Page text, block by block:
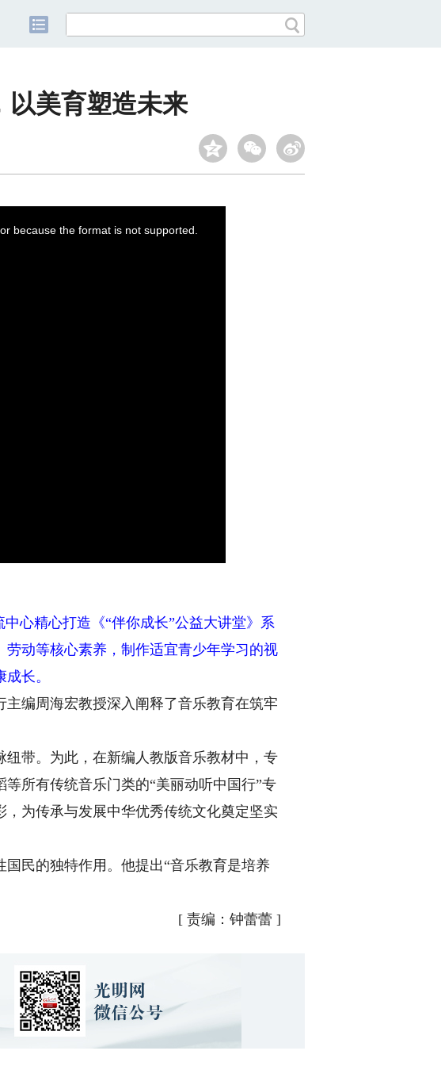
以美育塑造未来
because the format is not supported.
心精心打造《“伴你成长”公益大讲堂》系
动等核心素养，制作适宜青少年学习的视
长。
编周海宏教授深入阐释了音乐教育在筑牢
带。为此，在新编人教版音乐教材中，专
所有传统音乐门类的“美丽动听中国行”专
为传承与发展中华优秀传统文化奠定坚实
民的独特作用。他提出“音乐教育是培养
[ 责编：钟蕾蕾 ]